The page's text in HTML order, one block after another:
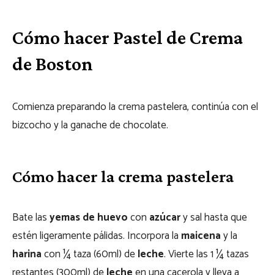
Cómo hacer Pastel de Crema
de Boston
Comienza preparando la crema pastelera, continúa con el
bizcocho y la ganache de chocolate.
Cómo hacer la crema pastelera
Bate lasyemas de huevocon azúcary sal hasta que
estén ligeramente pálidas. Incorpora la maicenay la
harinacon ¼ taza (60ml) deleche. Vierte las 1 ¼ tazas